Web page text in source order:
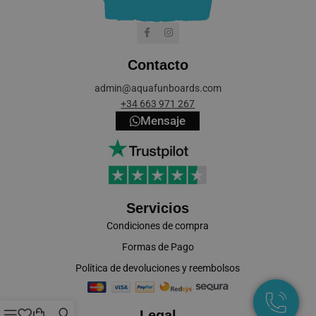
Contacto
admin@aquafunboards.com
+34 663 971 267
Mensaje
Servicios
Condiciones de compra
Formas de Pago
Política de devoluciones y reembolsos
cookieyes-consent
VISITOR_PRIVACY_METADATA